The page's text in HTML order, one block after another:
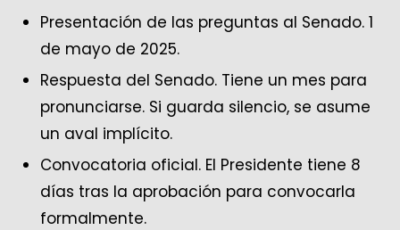
Presentación de las preguntas al Senado. 1
de mayo de 2025.
Respuesta del Senado. Tiene un mes para
pronunciarse. Si guarda silencio, se asume
un aval implícito.
Convocatoria oficial. El Presidente tiene 8
días tras la aprobación para convocarla
formalmente.